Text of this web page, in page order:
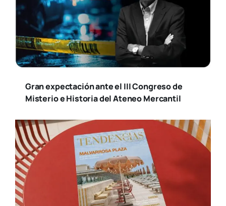
Gran expectación ante el III Congreso de
Misterio e Historia del Ateneo Mercantil